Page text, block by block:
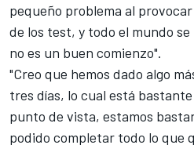
pequeño problema al
de los test, y todo el mundo
no es un buen comienzo".
"Creo que hemos dado algo
tres días, lo cual está
punto de vista, estamos
podido completar todo lo que